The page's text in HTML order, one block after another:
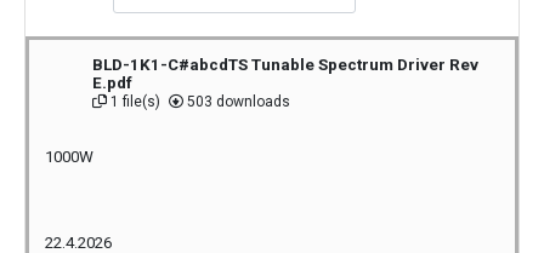
BLD-1K1-C#abcdTS Tunable Spectrum Driver Rev
E.pdf
1 file(s) 503 downloads
1000W
22.4.2026